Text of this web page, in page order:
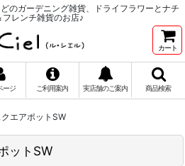
のガーデニング雑貨、ドライフラワーとナチ
フレンチ雑貨のお店♪
カート
ージ ご利用案内 実店舗のご案内 商品検索
エアポットSW
ットSW